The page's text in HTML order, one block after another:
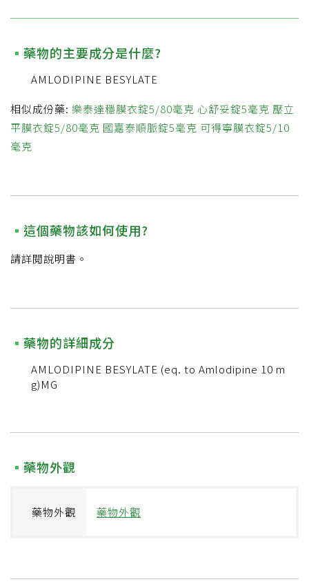
藥物的主要成分是什麼?
AMLODIPINE BESYLATE
相似成份藥: 樂泰達穩膜衣錠5/80毫克 心舒妥錠5毫克 壓立
平膜衣錠5/80毫克 國嘉泰順脈錠5毫克 可得寧膜衣錠5/10
毫克
這個藥物該如何使用?
請詳閱說明書。
藥物的詳細成分
AMLODIPINE BESYLATE (eq. to Amlodipine 10 m
g)MG
藥物外觀
藥物外觀 藥物外觀